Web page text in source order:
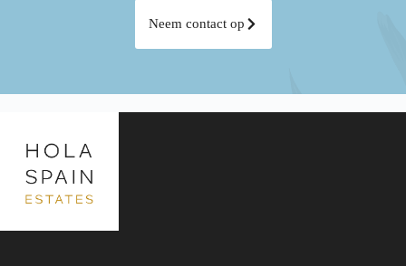
Neem contact op